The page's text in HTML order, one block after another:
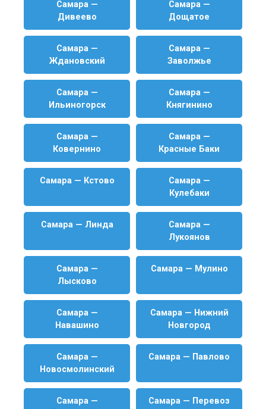
Самара —
Дивеево
Самара —
Дощатое
Самара —
Ждановский
Самара —
Заволжье
Самара —
Ильиногорск
Самара —
Княгинино
Самара —
Ковернино
Самара —
Красные Баки
Самара — Кстово
Самара —
Кулебаки
Самара — Линда
Самара —
Лукоянов
Самара —
Лысково
Самара — Мулино
Самара —
Навашино
Самара — Нижний
Новгород
Самара —
Новосмолинский
Самара — Павлово
Самара —
Самара — Перевоз